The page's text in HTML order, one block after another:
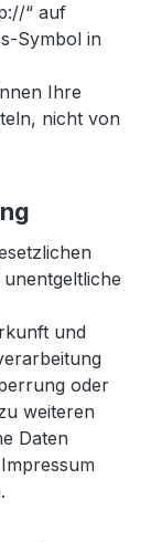
“ auf
Symbol in
Ihre
nicht von
und
oder
weiteren
Daten